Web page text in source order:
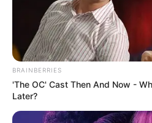
BRAINBERRIES
'The OC' Cast Then And Now -
Later?